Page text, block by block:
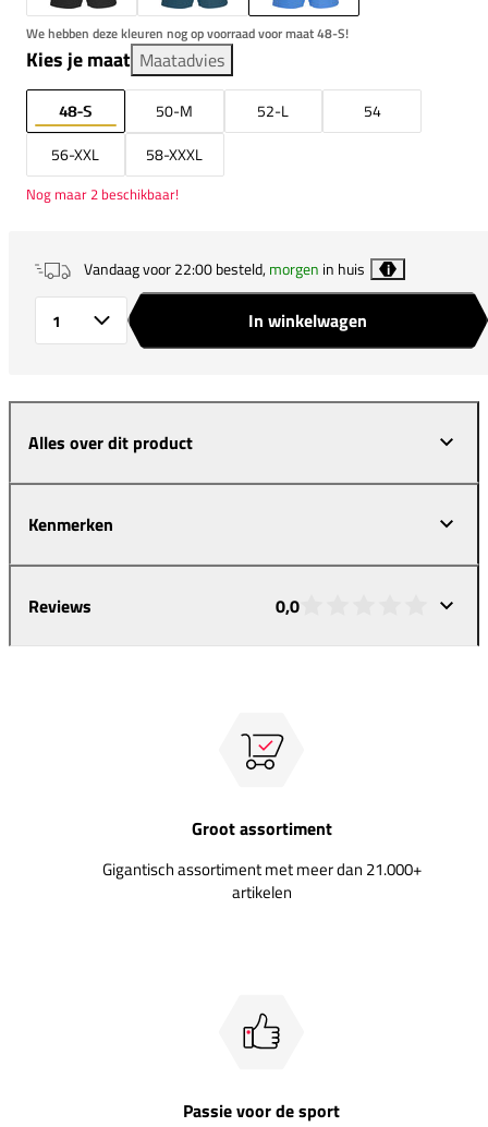
We hebben deze kleuren nog op voorraad voor maat 48-S!
Kies je maat Maatadvies
48-S 50-M 52-L
54
56-XXL
58-XXXL
Nog maar 2 beschikbaar!
Vandaag voor 22:00 besteld,morgen in huis i
In winkelwagen
Alles over dit product
Kenmerken
Reviews 0,0
Groot assortiment
Gigantisch assortiment met meer dan 21.000+
artikelen
Passie voor de sport